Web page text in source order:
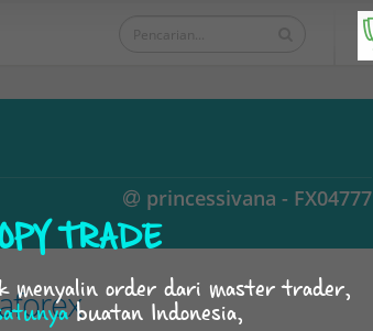
princessivana - FX04777
TRADE
menyalin order dari master trader,
buatan Indonesia,